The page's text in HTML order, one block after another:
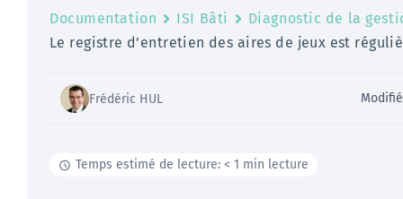
Documentation ISI Bâti
Diagnostic de la
Le registre d’entretien des aires de jeux est
Frédéric HUL
Temps estimé de lecture: < 1 min lecture